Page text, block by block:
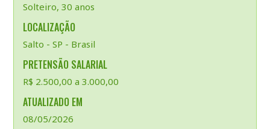
Solteiro, 30 anos
LOCALIZAÇÃO
Salto - SP - Brasil
PRETENSÃO SALARIAL
R$ 2.500,00 a 3.000,00
ATUALIZADO EM
08/05/2026